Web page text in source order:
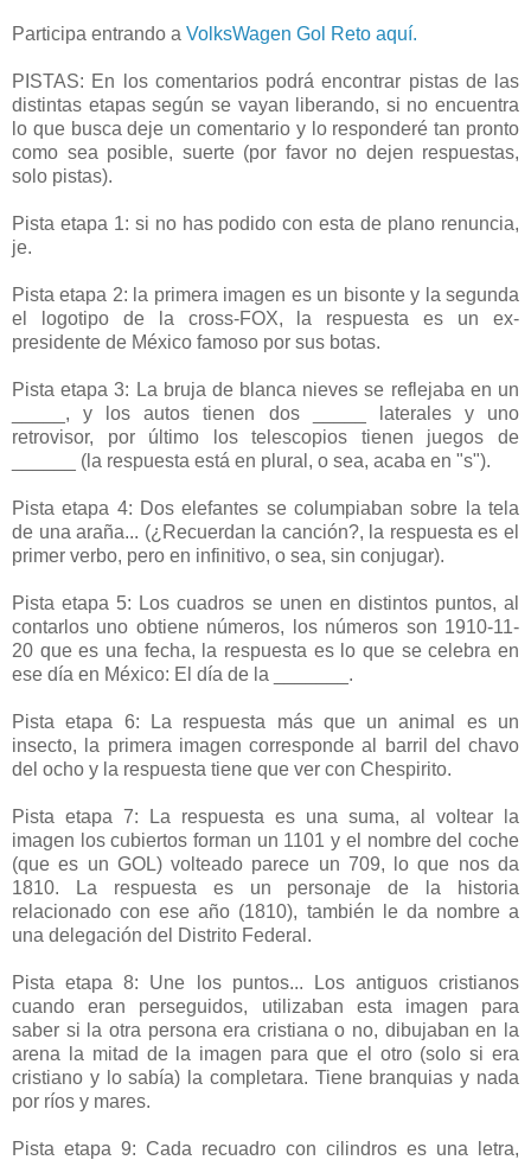
Participa entrando a VolksWagen Gol Reto aquí.
PISTAS: En los comentarios podrá encontrar pistas de las
distintas etapas según se vayan liberando, si no encuentra
lo que busca deje un comentario y lo responderé tan pronto
como sea posible, suerte (por favor no dejen respuestas,
solo pistas).
Pista etapa 1: si no has podido con esta de plano renuncia,
je.
Pista etapa 2: la primera imagen es un bisonte y la segunda
el logotipo de la cross-FOX, la respuesta es un ex-
presidente de México famoso por sus botas.
Pista etapa 3: La bruja de blanca nieves se reflejaba en un
_____, y los autos tienen dos _____ laterales y uno
retrovisor, por último los telescopios tienen juegos de
______ (la respuesta está en plural, o sea, acaba en "s").
Pista etapa 4: Dos elefantes se columpiaban sobre la tela
de una araña... (¿Recuerdan la canción?, la respuesta es el
primer verbo, pero en infinitivo, o sea, sin conjugar).
Pista etapa 5: Los cuadros se unen en distintos puntos, al
contarlos uno obtiene números, los números son 1910-11-
20 que es una fecha, la respuesta es lo que se celebra en
ese día en México: El día de la _______.
Pista etapa 6: La respuesta más que un animal es un
insecto, la primera imagen corresponde al barril del chavo
del ocho y la respuesta tiene que ver con Chespirito.
Pista etapa 7: La respuesta es una suma, al voltear la
imagen los cubiertos forman un 1101 y el nombre del coche
(que es un GOL) volteado parece un 709, lo que nos da
1810. La respuesta es un personaje de la historia
relacionado con ese año (1810), también le da nombre a
una delegación del Distrito Federal.
Pista etapa 8: Une los puntos... Los antiguos cristianos
cuando eran perseguidos, utilizaban esta imagen para
saber si la otra persona era cristiana o no, dibujaban en la
arena la mitad de la imagen para que el otro (solo si era
cristiano y lo sabía) la completara. Tiene branquias y nada
por ríos y mares.
Pista etapa 9: Cada recuadro con cilindros es una letra,